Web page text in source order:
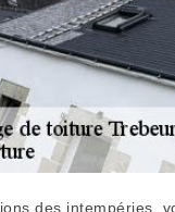
des intempéries,